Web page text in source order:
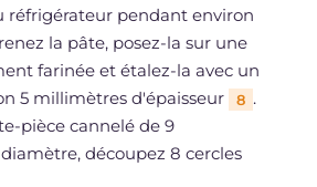
réfrigérateur pendant environ
la pâte, posez-la sur une
farinée et étalez-la avec un
5 millimètres d'épaisseur
8 .
pièce cannelé de 9
découpez 8 cercles